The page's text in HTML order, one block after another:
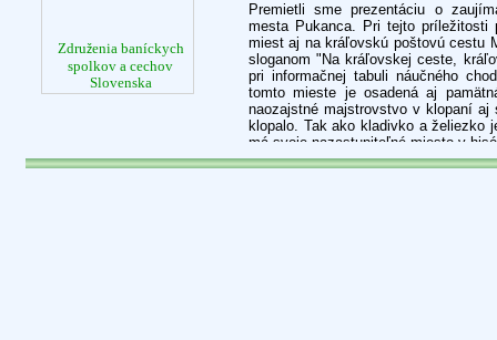
Premietli sme prezentáciu o
mesta Pukanca. Pri tejto príležitosti
miest aj na kráľovskú poštovú cestu
sloganom "Na kráľovskej ceste,
pri informačnej tabuli náučného
tomto mieste je osadená aj
naozajstné majstrovstvo v klopaní
klopalo. Tak ako kladivko a želiezko
má svoje nazastupiteľné miesto v
Združenia baníckych
spolkov a cechov
Slovenska